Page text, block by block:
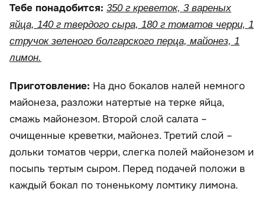
Тебе понадобится: 350 г креветок, 3 вареных
яйца, 140 г твердого сыра, 180 г томатов черри, 1
стручок зеленого болгарского перца, майонез, 1
лимон.
Приготовление: На дно бокалов налей немного
майонеза, разложи натертые на терке яйца,
смажь майонезом. Второй слой салата –
очищенные креветки, майонез. Третий слой –
дольки томатов черри, слегка полей майонезом и
посыпь тертым сыром. Перед подачей положи в
каждый бокал по тоненькому ломтику лимона.